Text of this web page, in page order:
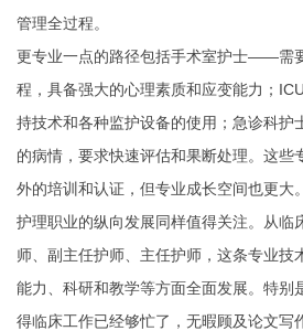
管理全过程。
更专业一点的路径包括手术室护士——需
程，具备强大的心理素质和应变能力；
持技术和各种监护设备的使用；急诊科
的病情，要求快速评估和果断处理。这些
外的培训和认证，但专业成长空间也更大。
护理职业的纵向发展同样值得关注。从临
师、副主任护师、主任护师，这条专业技
能力、科研和教学等方面全面发展。特别
得临床工作已经够忙了，无暇顾及论文写